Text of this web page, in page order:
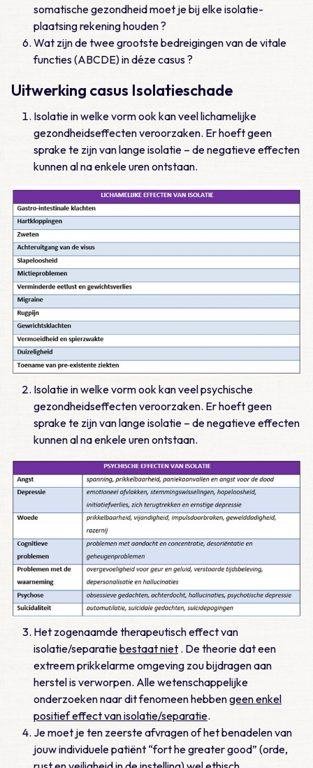
somatische gezondheid moet je bij elke isolatie-
plaatsing rekening houden ?
Wat zijn de twee grootste bedreigingen van de vitale
functies (ABCDE) in déze casus ?
Uitwerking casus Isolatieschade
Isolatie in welke vorm ook kan veel lichamelijke
gezondheidseffecten veroorzaken. Er hoeft geen
sprake te zijn van lange isolatie – de negatieve effecten
kunnen al na enkele uren ontstaan.
Isolatie in welke vorm ook kan veel psychische
gezondheidseffecten veroorzaken. Er hoeft geen
sprake te zijn van lange isolatie – de negatieve effecten
kunnen al na enkele uren ontstaan.
Het zogenaamde therapeutisch effect van
isolatie/separatiebestaat niet . De theorie dat een
extreem prikkelarme omgeving zou bijdragen aan
herstel is verworpen. Alle wetenschappelijke
onderzoeken naar dit fenomeen hebbengeen enkel
positief effect van isolatie/separatie.
Je moet je ten zeerste afvragen of het benadelen van
jouw individuele patiënt “fort he greater good” (orde,